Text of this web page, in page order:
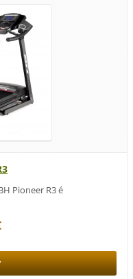
Pioneer R3 é